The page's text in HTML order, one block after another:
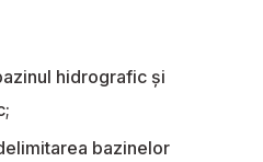
hidrografic și
bazinelor